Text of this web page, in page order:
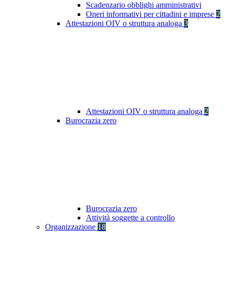
Scadenzario obblighi amministrativi
Oneri informativi per cittadini e imprese 2
Attestazioni OIV o struttura analoga 3
Attestazioni OIV o struttura analoga 2
Burocrazia zero
Burocrazia zero
Attività soggette a controllo
Organizzazione 18